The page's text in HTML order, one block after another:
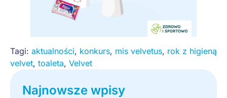
Tagi: aktualności, konkurs, mis velvetus, rok z higieną
velvet, toaleta, Velvet
Najnowsze wpisy